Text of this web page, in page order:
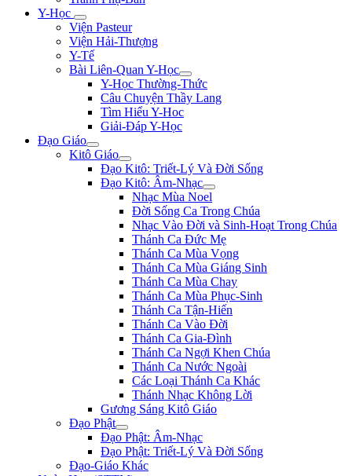
Y-Học
Viện Pasteur
Viện Hải-Thượng
Y-Tế
Bài Liên-Quan Y-Học
Y-Học Thường-Thức
Câu Chuyện Thầy Lang
Tìm Hiểu Y-Hoc
Giải-Đáp Y-Học
Đạo Giáo
Kitô Giáo
Đạo Kitô: Triết-Lý Và Đời Sống
Đạo Kitô: Âm-Nhạc
Nhạc Mùa Noel
Đời Sống Ca Trong Chúa
Nhạc Vào Đời và Sinh-Hoạt Trong Chúa
Thánh Ca Đức Mẹ
Thánh Ca Mùa Vọng
Thánh Ca Mùa Giáng Sinh
Thánh Ca Mùa Chay
Thánh Ca Mùa Phục-Sinh
Thánh Ca Tận-Hiến
Thánh Ca Vào Đời
Thánh Ca Gia-Đình
Thánh Ca Ngợi Khen Chúa
Thánh Ca Nước Ngoài
Các Loại Thánh Ca Khác
Thánh Nhạc Không Lời
Gương Sáng Kitô Giáo
Đạo Phật
Đạo Phật: Âm-Nhạc
Đạo Phật: Triết-Lý Và Đời Sống
Đạo-Giáo Khác